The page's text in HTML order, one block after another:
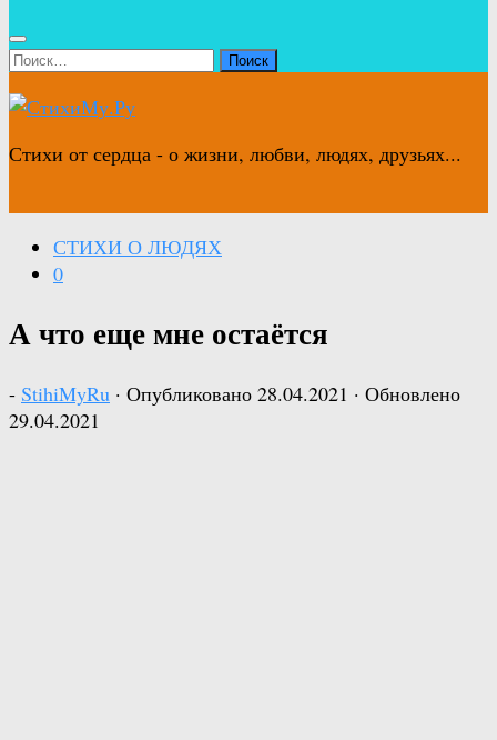
Найти:
Стихи от сердца - о жизни, любви, людях, друзьях...
СТИХИ О ЛЮДЯХ
0
А что еще мне остаётся
- StihiMyRu · Опубликовано 28.04.2021 · Обновлено
29.04.2021